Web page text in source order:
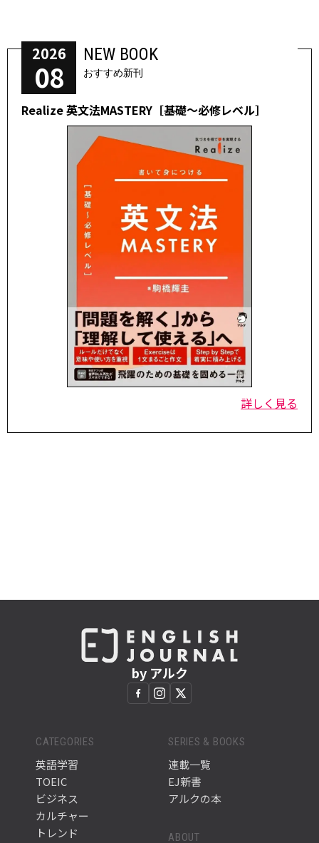
2026
08
NEW BOOK
おすすめ新刊
Realize 英文法MASTERY［基礎～必修レベル］
詳しく見る
by アルク
CATEGORIES
英語学習
TOEIC
ビジネス
カルチャー
トレンド
SERIES & BOOKS
連載一覧
EJ新書
アルクの本
ABOUT